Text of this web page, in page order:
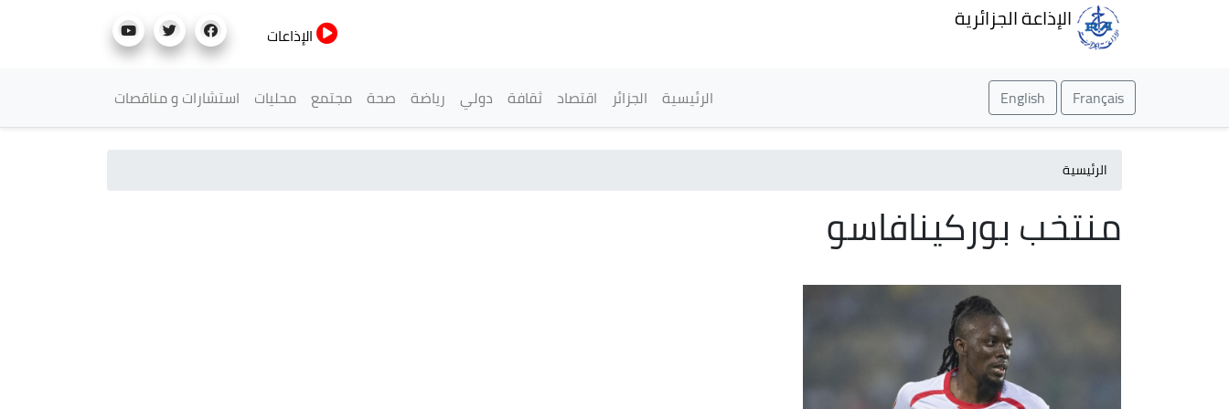
الإذاعة الجزائرية
الإذاعات
Français
English القائمة الرئيسية
الرئيسية الجزائر اقتصاد ثقافة دولي رياضة صحة مجتمع محليات استشارات و مناقصات
الرئيسية
منتخب بوركينافاسو